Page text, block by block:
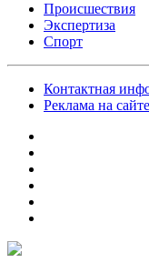
Происшествия
Экспертиза
Спорт
Контактная
Реклама на сайте